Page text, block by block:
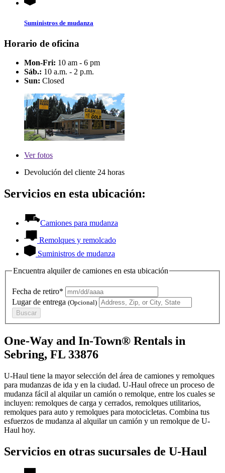
Suministros de mudanza
Horario de oficina
Mon-Fri: 10 am - 6 pm
Sáb.: 10 a.m. - 2 p.m.
Sun: Closed
Verfotos
Devolución del cliente 24 horas
Servicios en esta ubicación:
Camiones para mudanza
Remolques y remolcado
Suministros de mudanza
Encuentra alquiler de camiones en esta ubicación
Fecha de retiro*
Lugar de entrega (Opcional)
Buscar
One-Way and In-Town® Rentals in
Sebring, FL 33876
U-Haul tiene la mayor selección del área de camiones y remolques
para mudanzas de ida y en la ciudad. U-Haul ofrece un proceso de
mudanza fácil al alquilar un camión o remolque, entre los cuales se
incluyen: remolques de carga y cerrados, remolques utilitarios,
remolques para auto y remolques para motocicletas. Combina tus
esfuerzos de mudanza al alquilar un camión y un remolque de U-
Haul hoy.
Servicios en otras sucursales de U-Haul